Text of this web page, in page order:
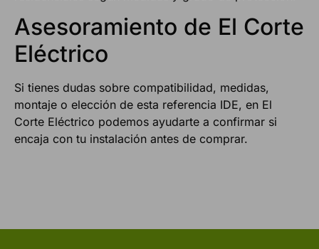
Asesoramiento de El Corte
Eléctrico
Si tienes dudas sobre compatibilidad, medidas,
montaje o elección de esta referencia IDE, en El
Corte Eléctrico podemos ayudarte a confirmar si
encaja con tu instalación antes de comprar.